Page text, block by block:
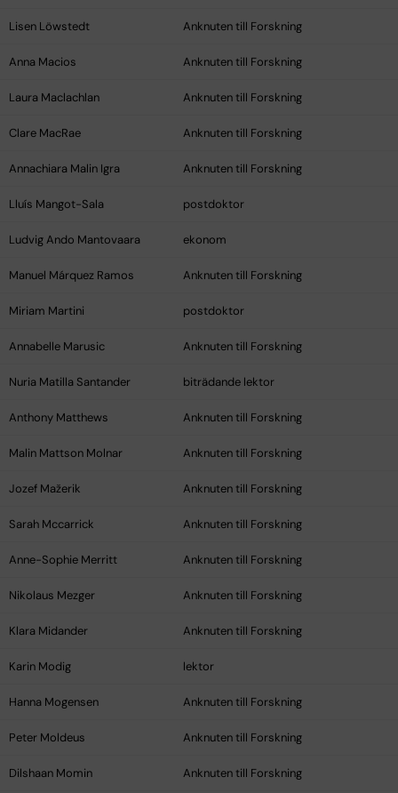
Lisen Löwstedt Anknuten till Forskning
Anna Macios Anknuten till Forskning
Laura Maclachlan Anknuten till Forskning
Clare MacRae Anknuten till Forskning
Annachiara Malin Igra Anknuten till Forskning
Lluís Mangot-Sala postdoktor
Ludvig Ando Mantovaara ekonom
Manuel Márquez Ramos Anknuten till Forskning
Miriam Martini postdoktor
Annabelle Marusic Anknuten till Forskning
Nuria Matilla Santander biträdande lektor
Anthony Matthews Anknuten till Forskning
Malin Mattson Molnar Anknuten till Forskning
Jozef Mažerik Anknuten till Forskning
Sarah Mccarrick Anknuten till Forskning
Anne-Sophie Merritt Anknuten till Forskning
Nikolaus Mezger Anknuten till Forskning
Klara Midander Anknuten till Forskning
Karin Modig lektor
Hanna Mogensen Anknuten till Forskning
Peter Moldeus Anknuten till Forskning
Dilshaan Momin Anknuten till Forskning